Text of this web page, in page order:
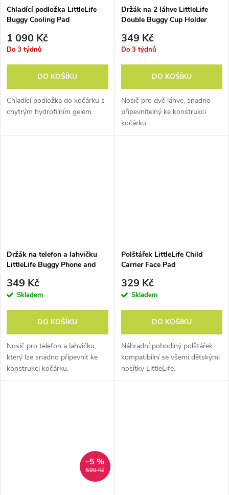
Chladící podložka LittleLife
Buggy Cooling Pad
1 090 Kč
Do 3 týdnů
DO KOŠÍKU
Chladící podložka do kočárku s
chytrým hydrofilním gelem.
Držák na 2 láhve LittleLife
Double Buggy Cup Holder
349 Kč
Do 3 týdnů
DO KOŠÍKU
Nosič pro dvě láhve, snadno
připevnitelný ke konstrukci
kočárku.
Držák na telefon a lahvičku
LittleLife Buggy Phone and
349 Kč
Skladem
DO KOŠÍKU
Nosič pro telefon a lahvičku,
který lze snadno připevnit ke
konstrukci kočárku.
Polštářek LittleLife Child
Carrier Face Pad
329 Kč
Skladem
DO KOŠÍKU
Náhradní pohodlný polštářek
kompatibilní se všemi dětskými
nosítky LittleLife.
599 Kč
–5 %